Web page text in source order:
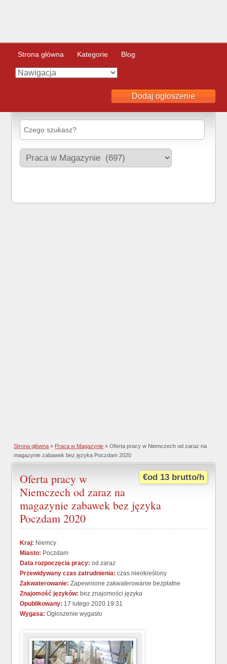
Strona główna Kategorie Blog
Dodaj ogłoszenie
Strona główna » Praca w Magazynie » Oferta pracy w Niemczech od zaraz na
magazynie zabawek bez języka Poczdam 2020
€od 13 brutto/h
Oferta pracy w
Niemczech od zaraz na
magazynie zabawek bez języka
Poczdam 2020
Kraj: Niemcy
Miasto: Poczdam
Data rozpoczęcia pracy: od zaraz
Przewidywany czas zatrudnienia: czas nieokreślony
Zakwaterowanie: Zapewnione zakwaterowanie bezpłatne
Znajomość języków: bez znajomości języka
Opublikowany: 17 lutego 2020 19:31
Wygasa: Ogłoszenie wygasło